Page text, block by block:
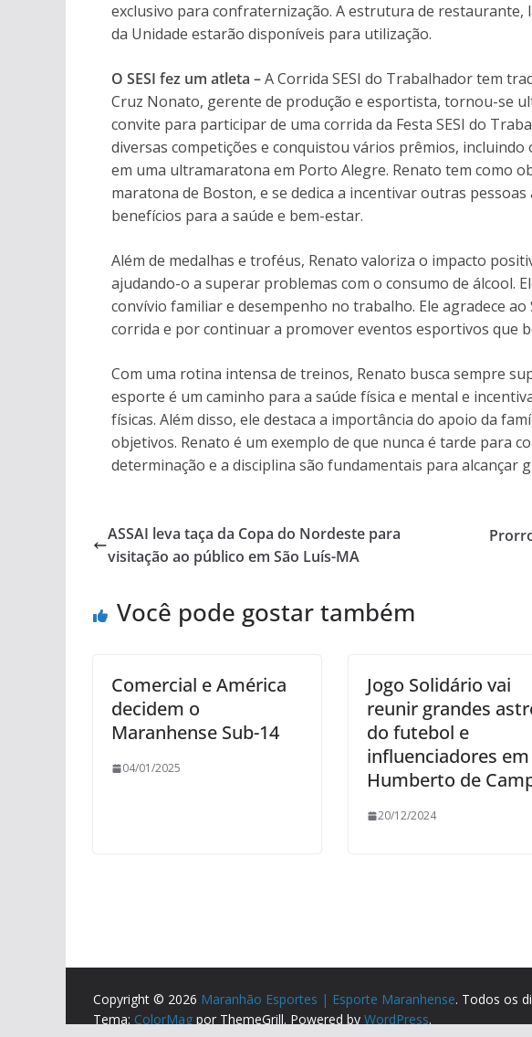
exclusivo para confraternização. A estrutura de restaurante,
da Unidade estarão disponíveis para utilização.
O SESI fez um atleta –A Corrida SESI do Trabalhador tem
Cruz Nonato, gerente de produção e esportista, tornou-se
convite para participar de uma corrida da Festa SESI do
diversas competições e conquistou vários prêmios,
em uma ultramaratona em Porto Alegre. Renato tem como
maratona de Boston, e se dedica a incentivar outras
benefícios para a saúde e bem-estar.
Além de medalhas e troféus, Renato valoriza o impacto
ajudando-o a superar problemas com o consumo de álcool.
convívio familiar e desempenho no trabalho. Ele agradece
corrida e por continuar a promover eventos esportivos que
Com uma rotina intensa de treinos, Renato busca sempre
esporte é um caminho para a saúde física e mental e
físicas. Além disso, ele destaca a importância do apoio da
objetivos. Renato é um exemplo de que nunca é tarde para
determinação e a disciplina são fundamentais para alcançar
ASSAI leva taça da Copa do Nordeste para
visitação ao público em São Luís-MA
Você pode gostar também
Comercial e América
decidem o
Maranhense Sub-14
04/01/2025
Jogo Solidário vai
reunir grandes
do futebol e
influenciadores em
Humberto de
20/12/2024
Copyright © 2026 Maranhão Esportes | Esporte Maranhense. Todos os
Tema: ColorMag por ThemeGrill. Powered by WordPress.